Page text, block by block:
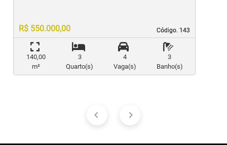
Código. 143
Código. 143
R$ 550.000,00
140,00
m²
3
Quarto(s)
4
Vaga(s)
3
Banho(s)